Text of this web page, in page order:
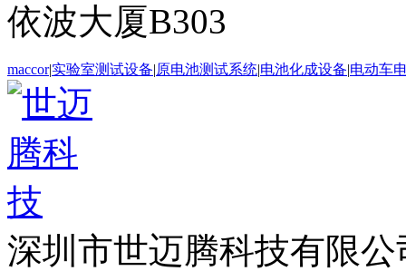
依波大厦B303
maccor|实验室测试设备|原电池测试系统|电池化成设备|电动车
深圳市世迈腾科技有限